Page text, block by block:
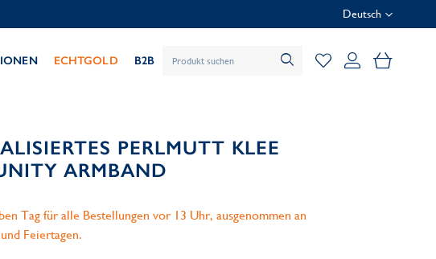
Deutsch
ECHTGOLD B2B Mein
PERLMUTT KLEE
ARMBAND
Tag für alle Bestellungen vor 13 Uhr, ausgenommen an
Feiertagen.